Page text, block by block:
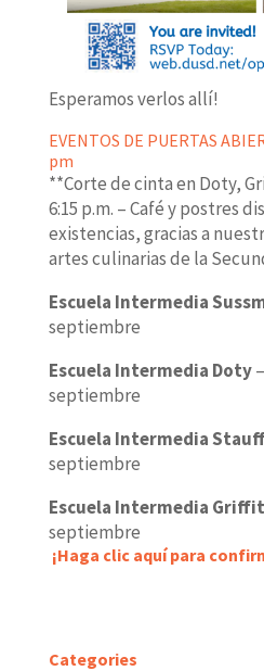
Esperamos verlos allí!
EVENTOS DE PUERTAS
pm
**Corte de cinta en Doty,
6:15 p.m. – Café y postres
existencias, gracias a
artes culinarias de la
Escuela Intermedia
septiembre
Escuela Intermedia Doty
septiembre
Escuela Intermedia
septiembre
Escuela Intermedia
septiembre
¡Haga clic aquí para
Categories